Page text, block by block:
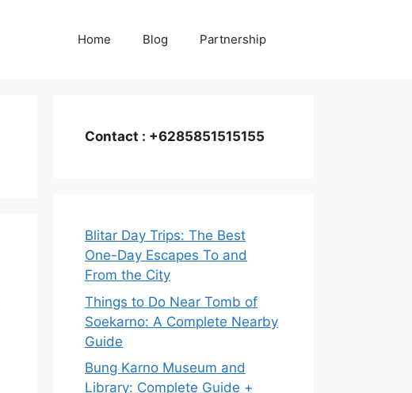
Home Blog Partnership
Contact : +6285851515155
Blitar Day Trips: The Best
One-Day Escapes To and
From the City
Things to Do Near Tomb of
Soekarno: A Complete Nearby
Guide
Bung Karno Museum and
Library: Complete Guide +